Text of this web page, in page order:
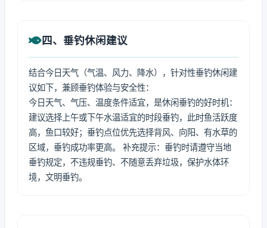
四、垂钓休闲建议
结合今日天气（气温、风力、降水），针对性垂钓休闲建
议如下，兼顾垂钓体验与安全性：
今日天气、气压、温度条件适宜，是休闲垂钓的好时机：
建议选择上午或下午水温适宜的时段垂钓，此时鱼活跃度
高，鱼口较好；垂钓点位优先选择背风、向阳、有水草的
区域，垂钓成功率更高。 补充提示：垂钓时请遵守当地
垂钓规定，不违规垂钓、不随意丢弃垃圾，保护水体环
境，文明垂钓。